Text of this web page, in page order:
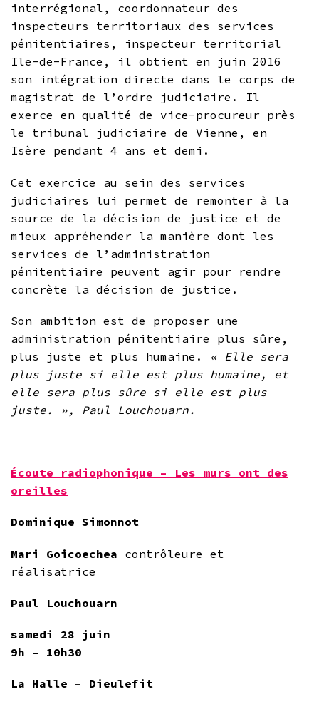
interrégional, coordonnateur des
inspecteurs territoriaux des services
pénitentiaires, inspecteur territorial
Ile-de-France, il obtient en juin 2016
son intégration directe dans le corps de
magistrat de l’ordre judiciaire. Il
exerce en qualité de vice-procureur près
le tribunal judiciaire de Vienne, en
Isère pendant 4 ans et demi.
Cet exercice au sein des services
judiciaires lui permet de remonter à la
source de la décision de justice et de
mieux appréhender la manière dont les
services de l’administration
pénitentiaire peuvent agir pour rendre
concrète la décision de justice.
Son ambition est de proposer une
administration pénitentiaire plus sûre,
plus juste et plus humaine. « Elle sera
plus juste si elle est plus humaine, et
elle sera plus sûre si elle est plus
juste. », Paul Louchouarn.
Écoute radiophonique – Les murs ont des
oreilles
Dominique Simonnot
Mari Goicoechea contrôleure et
réalisatrice
Paul Louchouarn
samedi 28 juin
9h – 10h30
La Halle – Dieulefit